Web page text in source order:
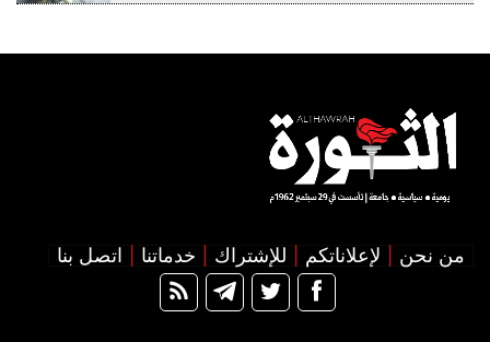
من نحن لإعلاناتكم للإشتراك خدماتنا اتصل بنا